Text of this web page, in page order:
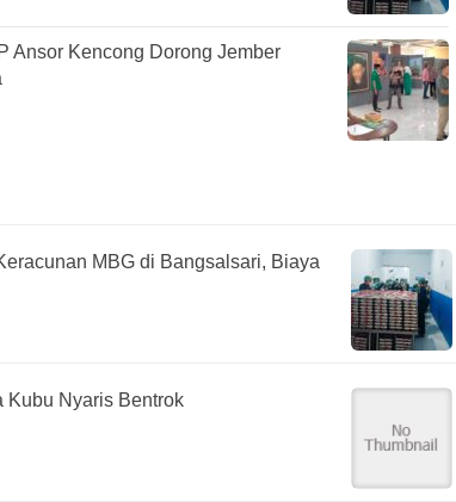
Ansor Kencong Dorong Jember
MBG di Bangsalsari, Biaya
Kubu Nyaris Bentrok